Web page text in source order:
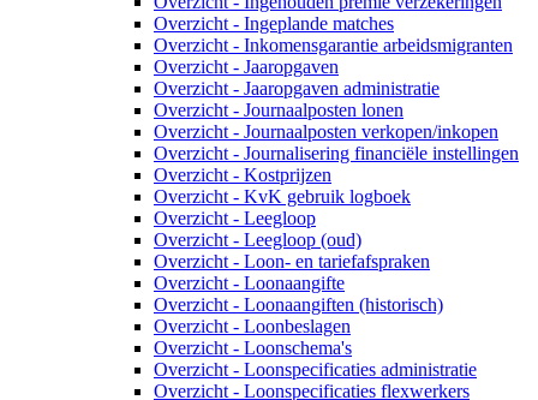
Overzicht - Ingeplande matches
Overzicht - Inkomensgarantie arbeidsmigranten
Overzicht - Jaaropgaven
Overzicht - Jaaropgaven administratie
Overzicht - Journaalposten lonen
Overzicht - Journaalposten verkopen/inkopen
Overzicht - Journalisering financiële instellingen
Overzicht - Kostprijzen
Overzicht - KvK gebruik logboek
Overzicht - Leegloop
Overzicht - Leegloop (oud)
Overzicht - Loon- en tariefafspraken
Overzicht - Loonaangifte
Overzicht - Loonaangiften (historisch)
Overzicht - Loonbeslagen
Overzicht - Loonschema's
Overzicht - Loonspecificaties administratie
Overzicht - Loonspecificaties flexwerkers